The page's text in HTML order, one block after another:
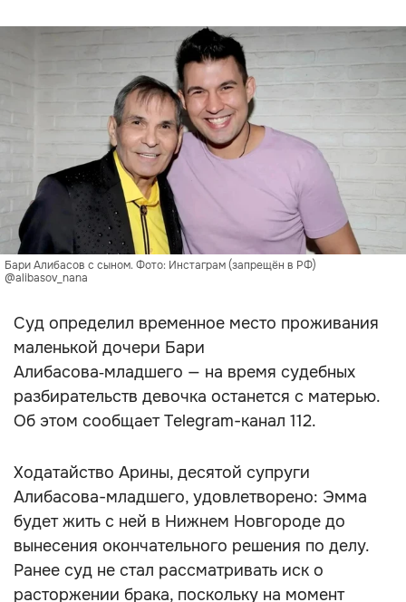
Бари Алибасов с сыном. Фото: Инстаграм (запрещён в РФ)
@alibasov_nana
Суд определил временное место проживания
маленькой дочери Бари
Алибасова‑младшего — на время судебных
разбирательств девочка останется с матерью.
Об этом сообщает Telegram-канал 112.
Ходатайство Арины, десятой супруги
Алибасова-младшего, удовлетворено: Эмма
будет жить с ней в Нижнем Новгороде до
вынесения окончательного решения по делу.
Ранее суд не стал рассматривать иск о
расторжении брака, поскольку на момент